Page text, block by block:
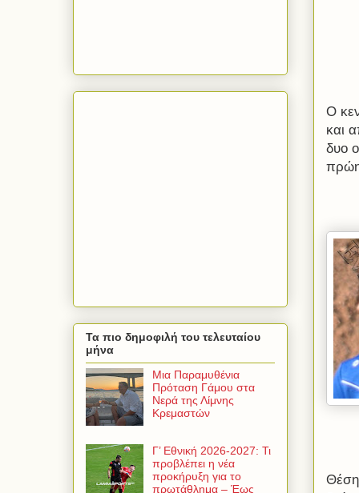
Ο
και
δυο
Τα πιο δημοφιλή του τελευταίου
μήνα
Μια Παραμυθένια
Πρόταση Γάμου στα
Νερά της Λίμνης
Κρεμαστών
Γ’ Εθνική 2026-2027: Τι
προβλέπει η νέα
προκήρυξη για το
πρωτάθλημα – Έως